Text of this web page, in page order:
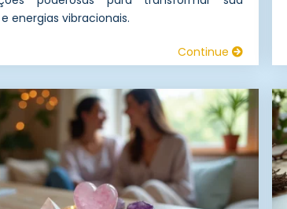
energias vibracionais.
Continue